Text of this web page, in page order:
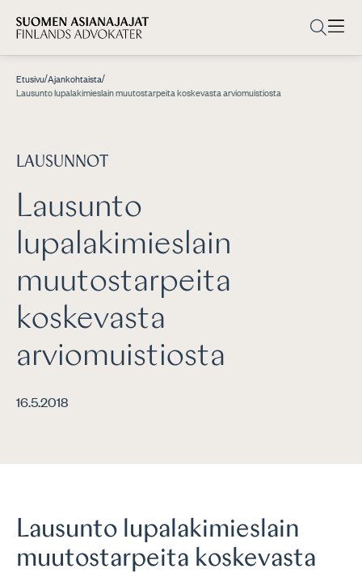
Etusivu/Ajankohtaista/
Lausunto lupalakimieslain muutostarpeita koskevasta arviomuistiosta
LAUSUNNOT
Lausunto
lupalakimieslain
muutostarpeita
koskevasta
arviomuistiosta
16.5.2018
Lausunto lupalakimieslain
muutostarpeita koskevasta